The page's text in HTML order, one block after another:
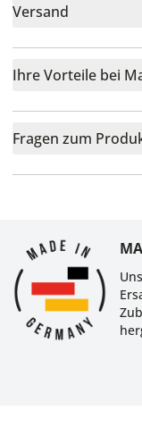
Versand
Ihre Vorteile bei
Fragen zum